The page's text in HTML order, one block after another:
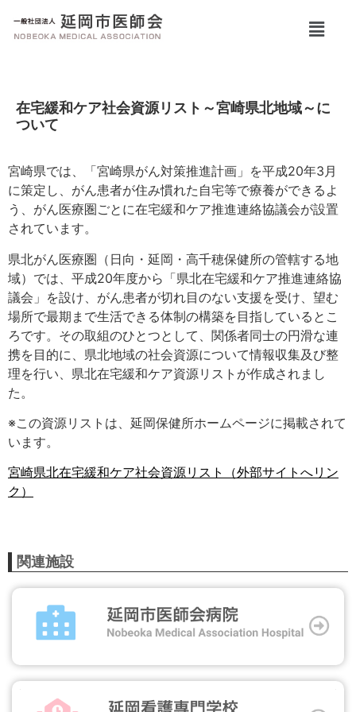
在宅緩和ケア社会資源リスト～宮崎県北地域～に
ついて
宮崎県では、「宮崎県がん対策推進計画」を平成20年3月
に策定し、がん患者が住み慣れた自宅等で療養ができるよ
う、がん医療圏ごとに在宅緩和ケア推進連絡協議会が設置
されています。
県北がん医療圏（日向・延岡・高千穂保健所の管轄する地
域）では、平成20年度から「県北在宅緩和ケア推進連絡協
議会」を設け、がん患者が切れ目のない支援を受け、望む
場所で最期まで生活できる体制の構築を目指しているとこ
ろです。その取組のひとつとして、関係者同士の円滑な連
携を目的に、県北地域の社会資源について情報収集及び整
理を行い、県北在宅緩和ケア資源リストが作成されまし
た。
※この資源リストは、延岡保健所ホームページに掲載されて
います。
宮崎県北在宅緩和ケア社会資源リスト（外部サイトへリン
ク）
関連施設